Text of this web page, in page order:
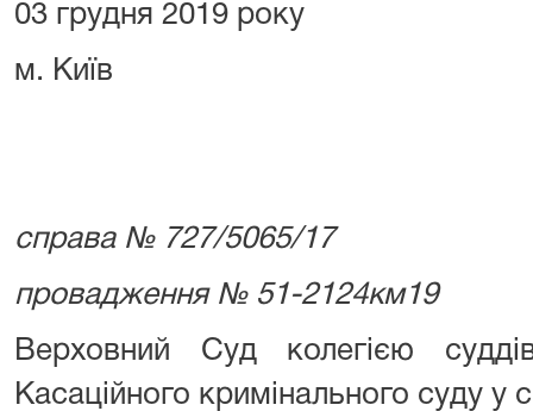
03 грудня 2019 року
м. Київ
справа № 727/5065/17
провадження № 51-2124км19
Верховний Суд колегією
Касаційного кримінального суду у